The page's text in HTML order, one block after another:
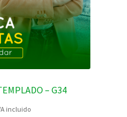
– G34
incluido